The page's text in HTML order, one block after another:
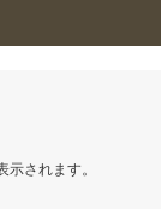
されます。